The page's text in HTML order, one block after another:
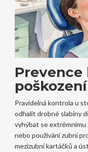
poškození
Pravidelná kontrola u
odhalit drobné slabiny
vyhýbat se extrémnímu
nebo používání zubní
mezizubní kartáčků a